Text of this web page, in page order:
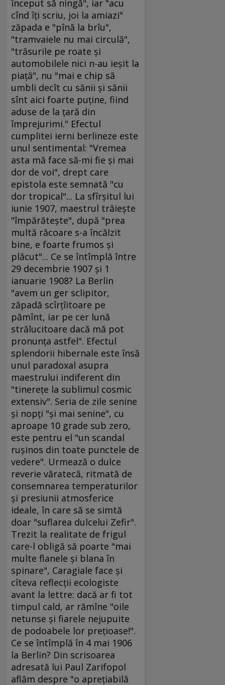
început să ningă", iar "acu
cînd îţi scriu, joi la amiazi"
zăpada e "pînă la brîu",
"tramvaiele nu mai circulă",
"trăsurile pe roate şi
automobilele nici n-au ieşit la
piaţă", nu "mai e chip să
umbli decît cu sănii şi sănii
sînt aici foarte puţine, fiind
aduse de la ţară din
împrejurimi." Efectul
cumplitei ierni berlineze este
unul sentimental: "Vremea
asta mă face să-mi fie şi mai
dor de voi", drept care
epistola este semnată "cu
dor tropical"... La sfîrşitul lui
iunie 1907, maestrul trăieşte
"împărăteşte", după "prea
multă răcoare s-a încălzit
bine, e foarte frumos şi
plăcut"... Ce se întîmplă între
29 decembrie 1907 şi 1
ianuarie 1908? La Berlin
"avem un ger sclipitor,
zăpadă scîrţîitoare pe
pămînt, iar pe cer lună
strălucitoare dacă mă pot
pronunţa astfel". Efectul
splendorii hibernale este însă
unul paradoxal asupra
maestrului indiferent din
"tinereţe la sublimul cosmic
extensiv". Seria de zile senine
şi nopţi "şi mai senine", cu
aproape 10 grade sub zero,
este pentru el "un scandal
ruşinos din toate punctele de
vedere". Urmează o dulce
reverie văratecă, ritmată de
consemnarea temperaturilor
şi presiunii atmosferice
ideale, în care să se simtă
doar "suflarea dulcelui Zefir".
Trezit la realitate de frigul
care-l obligă să poarte "mai
multe flanele şi blana în
spinare", Caragiale face şi
cîteva reflecţii ecologiste
avant la lettre: dacă ar fi tot
timpul cald, ar rămîne "oile
netunse şi fiarele nejupuite
de podoabele lor preţioase!".
Ce se întîmplă în 4 mai 1906
la Berlin? Din scrisoarea
adresată lui Paul Zarifopol
aflăm despre "o apreţiabilă